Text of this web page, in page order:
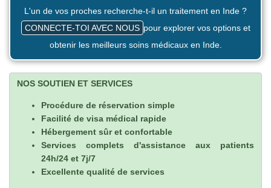
L'un de vos proches recherche-t-il un traitement en Inde ?
CONNECTE-TOI AVEC NOUS pour explorer vos options et
obtenir les meilleurs soins médicaux en Inde.
NOS SOUTIEN ET SERVICES
Procédure de réservation simple
Facilité de visa médical rapide
Hébergement sûr et confortable
Services complets d'assistance aux patients
24h/24 et 7j/7
Excellente qualité de services